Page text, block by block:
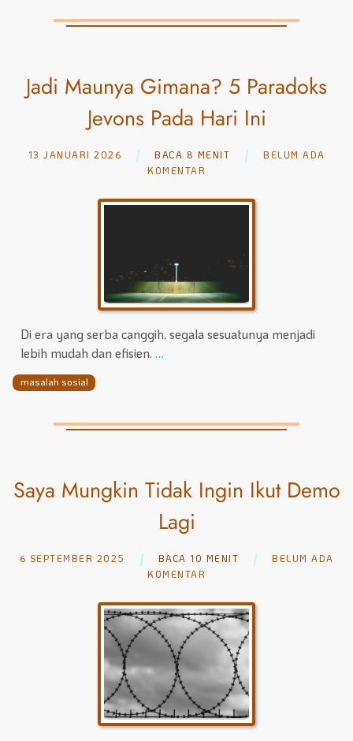
Jadi Maunya Gimana? 5 Paradoks
Jevons Pada Hari Ini
13 JANUARI 2026 BACA 8 MENIT
BELUM ADA
KOMENTAR
Di era yang serba canggih, segala sesuatunya menjadi
lebih mudah dan efisien. …
masalah sosial
Saya Mungkin Tidak Ingin Ikut Demo
Lagi
6 SEPTEMBER 2025 BACA 10 MENIT
BELUM ADA
KOMENTAR